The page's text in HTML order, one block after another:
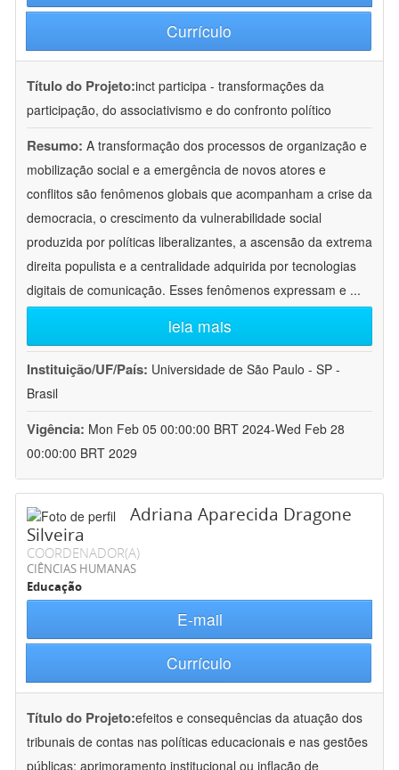
Currículo
Título do Projeto:inct participa - transformações da
participação, do associativismo e do confronto político
Resumo: A transformação dos processos de organização e
mobilização social e a emergência de novos atores e
conflitos são fenômenos globais que acompanham a crise da
democracia, o crescimento da vulnerabilidade social
produzida por políticas liberalizantes, a ascensão da extrema
direita populista e a centralidade adquirida por tecnologias
digitais de comunicação. Esses fenômenos expressam e ...
leia mais
Instituição/UF/País: Universidade de São Paulo - SP -
Brasil
Vigência: Mon Feb 05 00:00:00 BRT 2024-Wed Feb 28
00:00:00 BRT 2029
Adriana Aparecida Dragone
Silveira
COORDENADOR(A)
CIÊNCIAS HUMANAS
Educação
E-mail
Currículo
Título do Projeto:efeitos e consequências da atuação dos
tribunais de contas nas políticas educacionais e nas gestões
públicas: aprimoramento institucional ou inflação de